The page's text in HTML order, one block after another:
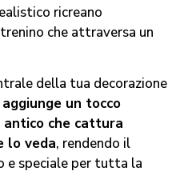
ricreano
che attraversa un
della tua decorazione
aggiunge un tocco
che cattura
lo veda, rendendo il
e speciale per tutta la